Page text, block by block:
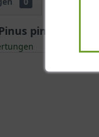
pinaster"